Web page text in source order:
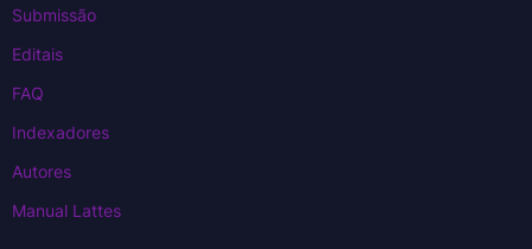
Submissão
Editais
FAQ
Indexadores
Autores
Manual Lattes